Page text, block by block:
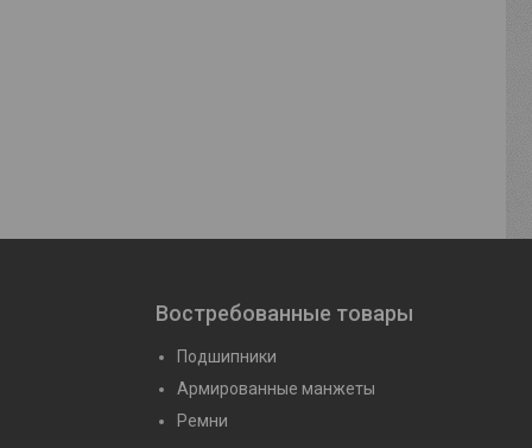
Востребованные товары
Подшипники
Армированные манжеты
Ремни